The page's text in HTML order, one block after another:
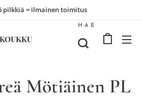
pilkkiä = ilmainen toimitus
HAE
Mötiäinen PL